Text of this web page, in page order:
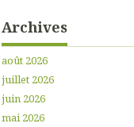
Archives
août 2026
juillet 2026
juin 2026
mai 2026